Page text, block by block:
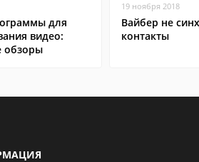
для
видео:
обзоры
19 ноября 2018
Вайбер не
контакты